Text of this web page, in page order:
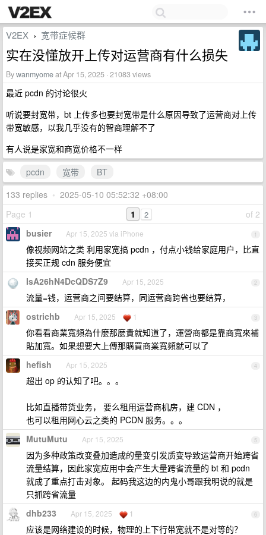
V2EX › 宽带症候群
实在没懂放开上传对运营商有什么损失
Bywanmyomeat Apr 15, 2025 · 21083 views
最近 pcdn 的讨论很火
听说要封宽带，bt 上传多也要封宽带是什么原因导致了运营商对上传
带宽敏感，以我几乎没有的智商理解不了
有人说是家宽和商宽价格不一样
pcdn
宽带
BT
133 replies • 2025-05-10 05:52:32 +08:00
Page 1
of 2
1 2
1
busier Apr 15, 2025 via iPhone
像视频网站之类 利用家宽搞 pcdn ，付点小钱给家庭用户，比直
接买正规 cdn 服务便宜
2
IsA26hN4DcQDS7Z9 Apr 15, 2025
流量=钱，运营商之间要结算，同运营商跨省也要结算，
3
ostrichb Apr 15, 2025 1
你看看商業寬頻為什麼那麼貴就知道了，運營商都是靠商寬來補
貼加寬。如果想要大上傳那購買商業寬頻就可以了
4
hefish Apr 15, 2025
超出 op 的认知了吧。。。
比如直播带货业务， 要么租用运营商机房，建 CDN ，
也可以租用网心云之类的 PCDN 服务。。。
5
MutuMutu Apr 15, 2025
因为多种政策改变叠加造成的量变引发质变导致运营商开始跨省
流量结算，因此家宽应用中会产生大量跨省流量的 bt 和 pcdn
就成了重点打击对象。 起码我这边的内鬼小哥跟我明说的就是
只抓跨省流量
6
dhb233 Apr 15, 2025 1
应该是网络建设的时候，物理的上下行带宽就不是对等的？